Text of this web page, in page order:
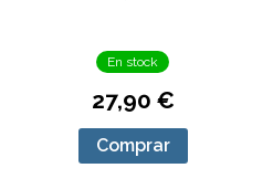
En stock
27,90 €
Comprar